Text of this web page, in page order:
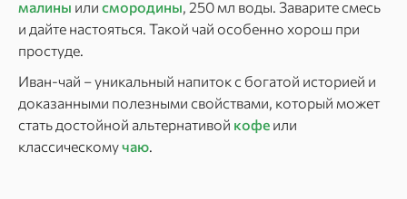
малины или смородины, 250 мл воды. Заварите смесь
и дайте настояться. Такой чай особенно хорош при
простуде.
Иван-чай – уникальный напиток с богатой историей и
доказанными полезными свойствами, который может
стать достойной альтернативой кофе или
классическомучаю.